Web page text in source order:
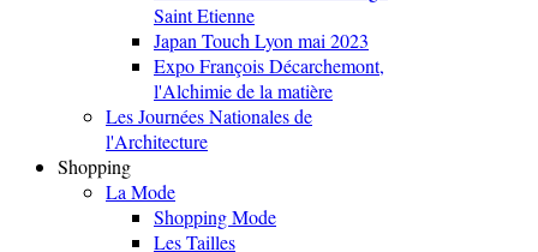
Saint Etienne
Japan Touch Lyon mai 2023
Expo François Décarchemont,
l'Alchimie de la matière
Les Journées Nationales de
l'Architecture
Shopping
La Mode
Shopping Mode
Les Tailles